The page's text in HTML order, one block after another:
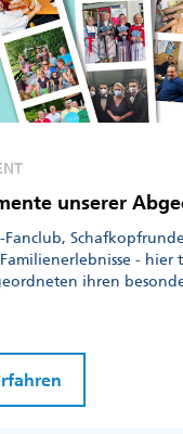
unserer
- hier
ihren